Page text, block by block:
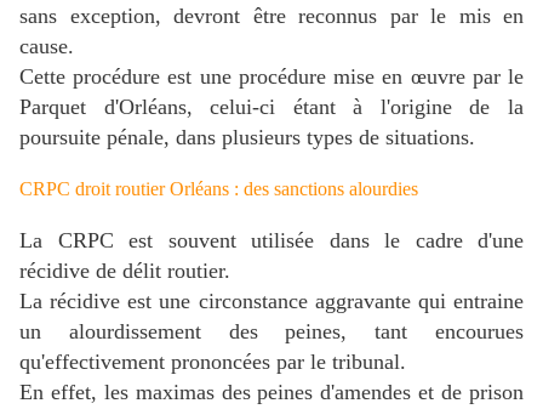
sans exception, devront être reconnus par le mis en
cause.
Cette procédure est une procédure mise en œuvre par le
Parquet d'Orléans, celui-ci étant à l'origine de la
poursuite pénale, dans plusieurs types de situations.
CRPC droit routier Orléans : des sanctions alourdies
La CRPC est souvent utilisée dans le cadre d'une
récidive de délit routier.
La récidive est une circonstance aggravante qui entraine
un alourdissement des peines, tant encourues
qu'effectivement prononcées par le tribunal.
En effet, les maximas des peines d'amendes et de prison